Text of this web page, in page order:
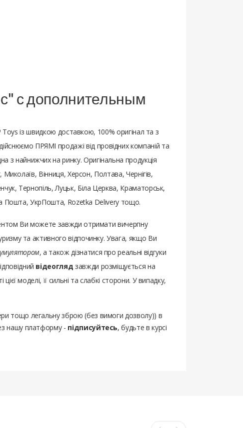
с дополнительным
Toys із швидкою доставкою, 100% оригінал та з
ПРЯМІ продажі від провідних компаній та
з найнижчих на ринку. Оригінальна продукція
Вінниця, Херсон, Полтава, Чернігів,
Тернопіль, Луцьк, Біла Церква, Краматорськ,
Пошта, УкрПошта, Rozetka Delivery тощо.
Ви можете завжди отримати вичерпну
та активного відпочинку. Увага, якщо Ви
, а також дізнатися про реальні відгуки
відеогляд завжди розміщується на
моделі, її сильні та слабкі сторони. У випадку,
тощо легальну зброю (без вимоги дозволу)) в
нашу платформу - підписуйтесь, будьте в курсі